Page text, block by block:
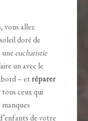
vous allez
doré de
eucharistie
un avec le
– etréparer
ceux qui
de votre